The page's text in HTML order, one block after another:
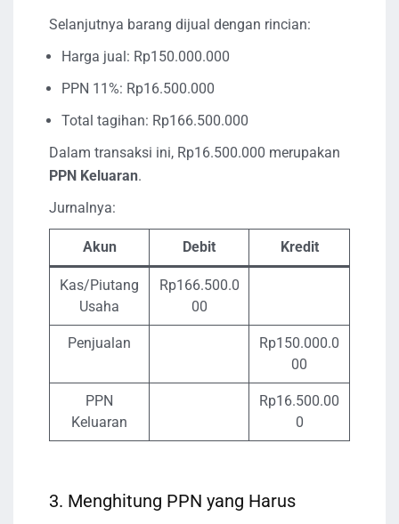
Selanjutnya barang dijual dengan rincian:
Harga jual: Rp150.000.000
PPN 11%: Rp16.500.000
Total tagihan: Rp166.500.000
Dalam transaksi ini, Rp16.500.000 merupakan
PPN Keluaran.
Jurnalnya:
Akun Debit Kredit
Kas/Piutang
Usaha
Rp166.500.0
00
Penjualan
Rp150.000.0
00
PPN
Keluaran
Rp16.500.00
0
3. Menghitung PPN yang Harus